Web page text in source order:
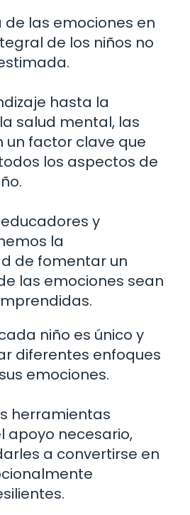
las emociones en
de los niños no
hasta la
salud mental, las
un factor clave que
los aspectos de
y
la
de fomentar un
las emociones sean
niño es único y
diferentes enfoques
emociones.
herramientas
apoyo necesario,
a convertirse en